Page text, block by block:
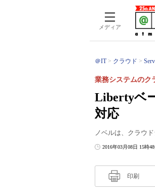
メディア
＠IT クラウド
Libertyベ
対応
業務システムのク
ノベルは、クラウ
2016年03月08日 15時
印刷